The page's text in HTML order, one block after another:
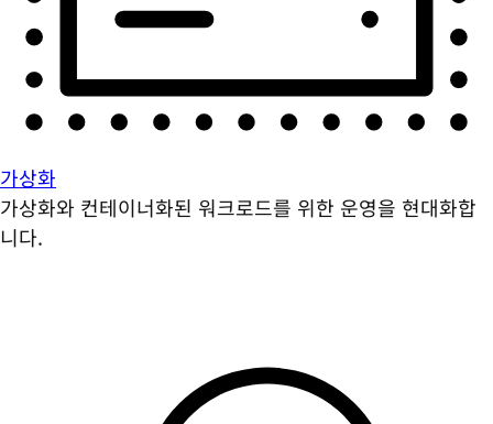
가상화
가상화와 컨테이너화된 워크로드를 위한 운영을 현대화합
니다.